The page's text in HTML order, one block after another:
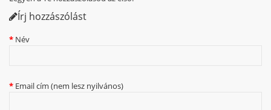
Írj hozzászólást
Név
Email cím (nem lesz nyilvános)